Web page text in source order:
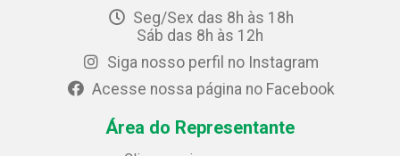
Seg/Sex das 8h às 18h
Sáb das 8h às 12h
Siga nosso perfil no Instagram
Acesse nossa página no Facebook
Área do Representante